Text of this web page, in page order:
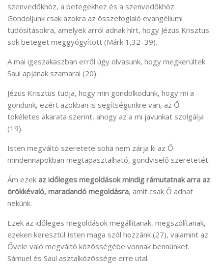
szenvedőkhöz, a betegekhez és a szenvedőkhöz.
Gondoljunk csak azokra az összefoglaló evangéliumi
tudósításokra, amelyek arról adnak hírt, hogy Jézus Krisztus
sok beteget meggyógyított (Márk 1,32–39).
A mai igeszakaszban erről úgy olvasunk, hogy megkerültek
Saul apjának szamarai (20).
Jézus Krisztus tudja, hogy min gondolkodunk, hogy mi a
gondunk, ezért azokban is segítségünkre van, az Ő
tökéletes akarata szerint, ahogy az a mi javunkat szolgálja
(19).
Isten megváltó szeretete soha nem zárja ki az Ő
mindennapokban megtapasztalható, gondviselő szeretetét.
Ám ezek az időleges megoldások mindig rámutatnak arra az
örökkévaló, maradandó megoldásra, amit csak Ő adhat
nekünk.
Ezek az időleges megoldások megállítanak, megszólítanak,
ezeken keresztül Isten maga szól hozzánk (27), valamint az
Ővele való megváltó közösségébe vonnak bennünket.
Sámuel és Saul asztalközössége erre utal.